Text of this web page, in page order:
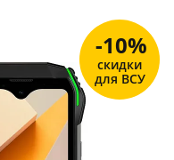
-10%
скидки
для ВСУ